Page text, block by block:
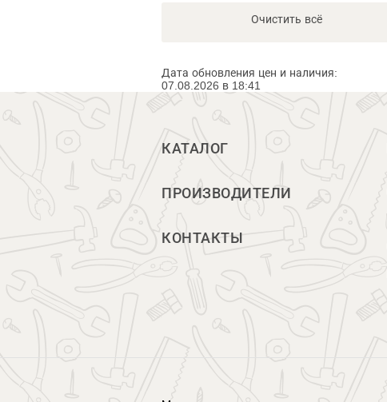
Очистить всё
Дата обновления цен и наличия:
07.08.2026 в 18:41
КАТАЛОГ
ПРОИЗВОДИТЕЛИ
КОНТАКТЫ